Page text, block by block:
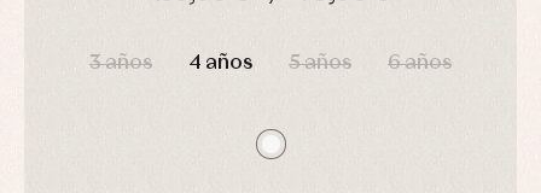
3 años 4 años 5 años 6 años
bodys,
jersey